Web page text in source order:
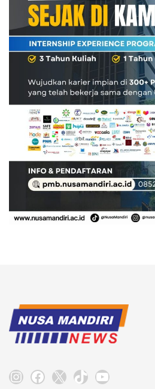
Instagram
Facebook
X TikTokYouTube